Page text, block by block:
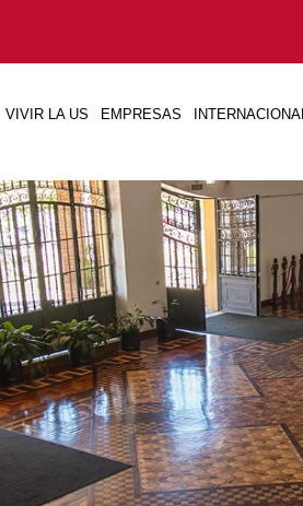
VIVIR LA US EMPRESAS